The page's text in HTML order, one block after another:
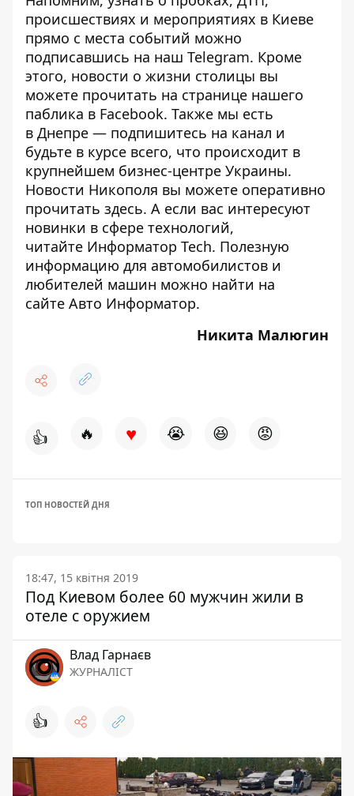
происшествиях и мероприятиях в Киеве
прямо с места событий можно
подписавшись на наш Telegram. Кроме
этого, новости о жизни столицы вы
можете прочитать на странице нашего
паблика в Facebook. Также мы есть
в Днепре — подпишитесь на канал и
будьте в курсе всего, что происходит в
крупнейшем бизнес-центре Украины.
Новости Никополя вы можете оперативно
прочитать здесь. А если вас интересуют
новинки в сфере технологий,
читайте Информатор Tech. Полезную
информацию для автомобилистов и
любителей машин можно найти на
сайте Авто Информатор.
Никита Малюгин
👍 🔥 ♥ 😭 😆 😡
ТОП НОВОСТЕЙ ДНЯ
18:47, 15 квітня 2019
Под Киевом более 60 мужчин жили в
отеле с оружием
Влад Гарнаєв
ЖУРНАЛІСТ
👍